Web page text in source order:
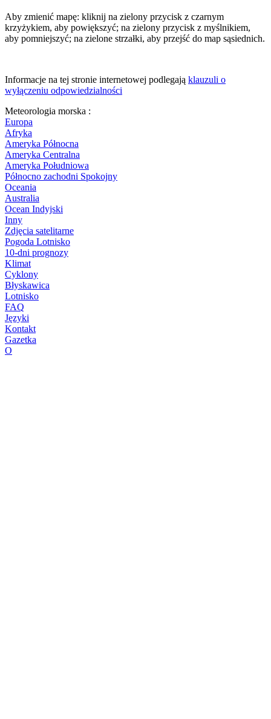
Aby zmienić mapę: kliknij na zielony przycisk z czarnym
krzyżykiem, aby powiększyć; na zielony przycisk z myślnikiem,
aby pomniejszyć; na zielone strzałki, aby przejść do map sąsiednich.
Informacje na tej stronie internetowej podlegają klauzuli o
wyłączeniu odpowiedzialności
Meteorologia morska :
Europa
Afryka
Ameryka Północna
Ameryka Centralna
Ameryka Południowa
Północno zachodni Spokojny
Oceania
Australia
Ocean Indyjski
Inny
Zdjęcia satelitarne
Pogoda Lotnisko
10-dni prognozy
Klimat
Cyklony
Błyskawica
Lotnisko
FAQ
Języki
Kontakt
Gazetka
O